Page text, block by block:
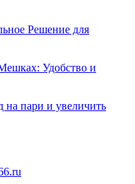
Решение для
Удобство и
на пари и увеличить